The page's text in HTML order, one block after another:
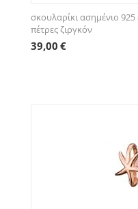
σκουλαρίκι ασημένιο
πέτρες ζιργκόν
39,00 €